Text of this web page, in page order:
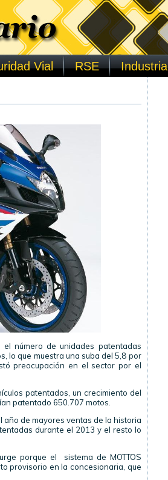
Vial RSE Industria
el número de unidades patentadas
lo que muestra una suba del 5,8 por
preocupación en el sector por el
patentados, un crecimiento del
patentado 650.707 motos.
año de mayores ventas de la historia
durante el 2013 y el resto lo
porque el sistema de MOTTOS
provisorio en la concesionaria, que